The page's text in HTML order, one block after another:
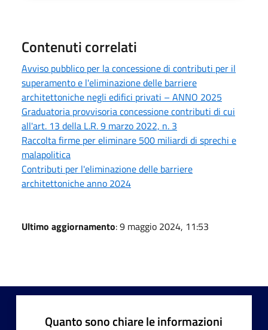
Contenuti correlati
Avviso pubblico per la concessione di contributi per il
superamento e l'eliminazione delle barriere
architettoniche negli edifici privati – ANNO 2025
Graduatoria provvisoria concessione contributi di cui
all'art. 13 della L.R. 9 marzo 2022, n. 3
Raccolta firme per eliminare 500 miliardi di sprechi e
malapolitica
Contributi per l'eliminazione delle barriere
architettoniche anno 2024
Ultimo aggiornamento: 9 maggio 2024, 11:53
Quanto sono chiare le informazioni